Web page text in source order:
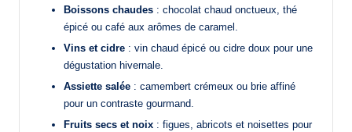
Boissons chaudes : chocolat chaud onctueux, thé
épicé ou café aux arômes de caramel.
Vins et cidre : vin chaud épicé ou cidre doux pour une
dégustation hivernale.
Assiette salée : camembert crémeux ou brie affiné
pour un contraste gourmand.
Fruits secs et noix : figues, abricots et noisettes pour